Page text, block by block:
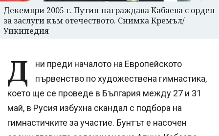
Декември 2005 г. Путин награждава Кабаева с орден
за заслуги към отечеството. Снимка Кремъл/
Уикипедия
Д
ни преди началото на Европейското
първенство по художествена гимнастика,
което ще се проведе в България между 27 и 31
май, в Русия избухна скандал с подбора на
гимнастичките за участие. Бунтът е насочен